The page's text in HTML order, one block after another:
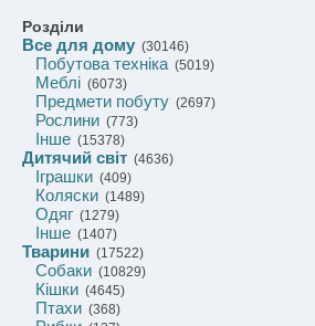
Розділи
Все для дому (30146)
Побутова техніка(5019)
Меблі (6073)
Предмети побуту (2697)
Рослини (773)
Інше (15378)
Дитячий світ (4636)
Іграшки (409)
Коляски (1489)
Одяг (1279)
Інше (1407)
Тварини (17522)
Собаки (10829)
Кішки (4645)
Птахи (368)